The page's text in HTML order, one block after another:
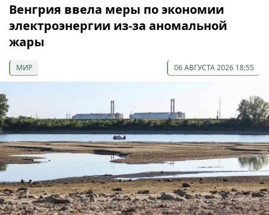
Венгрия ввела меры по экономии
электроэнергии из-за аномальной
жары
МИР 06 АВГУСТА 2026 18:55